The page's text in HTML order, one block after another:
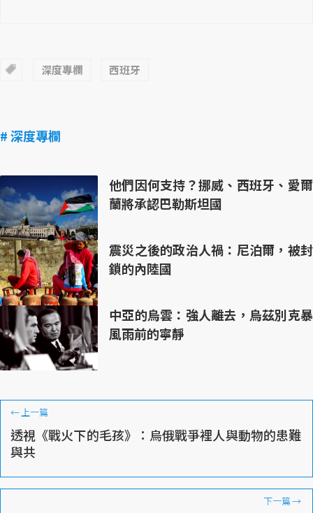
深度專欄 西班牙
# 深度專欄
他們因何支持？挪威、西班牙、愛爾
蘭將承認巴勒斯坦國
震災之後的政治人禍：尼泊爾，被封
鎖的內陸國
中亞的烏雲：強人離去，烏茲別克暴
風雨前的寧靜
← 上一篇
透視《戰火下的毛孩》：烏俄戰爭裡人與動物的患難
與共
下一篇→